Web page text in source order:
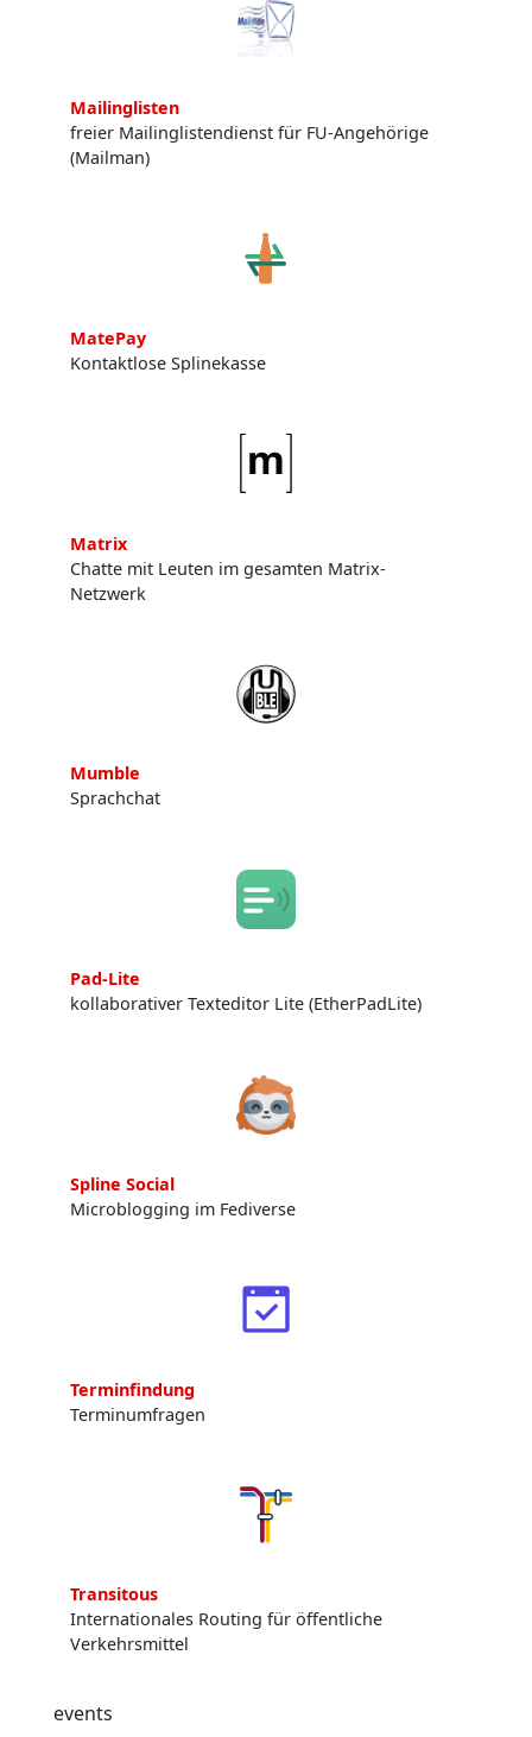
Mailinglisten
freier Mailinglistendienst für FU-Angehörige
(Mailman)
MatePay
Kontaktlose Splinekasse
Matrix
Chatte mit Leuten im gesamten Matrix-
Netzwerk
Mumble
Sprachchat
Pad-Lite
kollaborativer Texteditor Lite (EtherPadLite)
Spline Social
Microblogging im Fediverse
Terminfindung
Terminumfragen
Transitous
Internationales Routing für öffentliche
Verkehrsmittel
events